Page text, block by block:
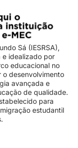
Sá (IESRSA),
e idealizado por
educacional no
o desenvolvimento
avançada e
de qualidade.
para
estudantil